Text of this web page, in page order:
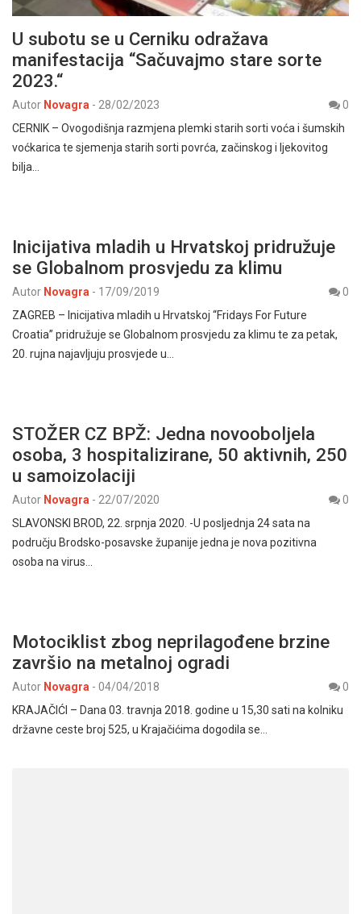
U subotu se u Cerniku odražava
manifestacija “Sačuvajmo stare sorte
2023.“
Autor Novagra - 28/02/2023
0
CERNIK – Ovogodišnja razmjena plemki starih sorti voća i šumskih
voćkarica te sjemenja starih sorti povrća, začinskog i ljekovitog
bilja…
Inicijativa mladih u Hrvatskoj pridružuje
se Globalnom prosvjedu za klimu
Autor Novagra - 17/09/2019
0
ZAGREB – Inicijativa mladih u Hrvatskoj “Fridays For Future
Croatia” pridružuje se Globalnom prosvjedu za klimu te za petak,
20. rujna najavljuju prosvjede u…
STOŽER CZ BPŽ: Jedna novooboljela
osoba, 3 hospitalizirane, 50 aktivnih, 250
u samoizolaciji
Autor Novagra - 22/07/2020
0
SLAVONSKI BROD, 22. srpnja 2020. -U posljednja 24 sata na
području Brodsko-posavske županije jedna je nova pozitivna
osoba na virus…
Motociklist zbog neprilagođene brzine
završio na metalnoj ogradi
Autor Novagra - 04/04/2018
0
KRAJAČIĆI – Dana 03. travnja 2018. godine u 15,30 sati na kolniku
državne ceste broj 525, u Krajačićima dogodila se…